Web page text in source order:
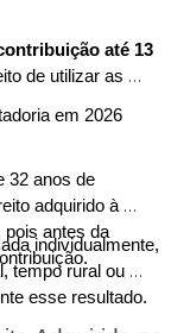
até 13
de utilizar as
em 2026
32 anos de
adquirido à
pois antes da
individualmente,
tempo rural ou
esse resultado.